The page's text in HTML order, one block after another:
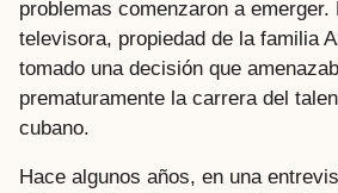
problemas comenzaron a
televisora, propiedad de la familia
tomado una decisión que
prematuramente la carrera del
cubano.
Hace algunos años, en una